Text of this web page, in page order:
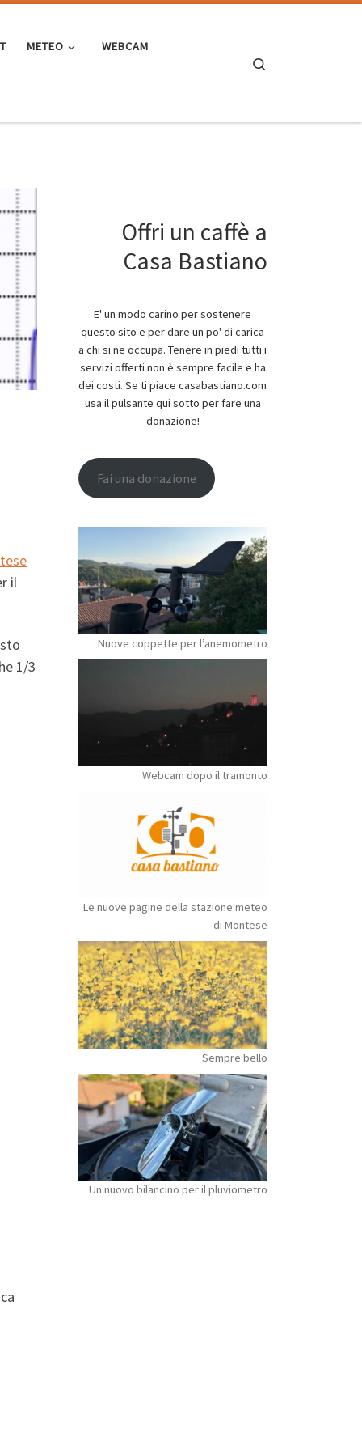
METEO WEBCAM
il
1/3
Offri un caffè a
Casa Bastiano
E' un modo carino per sostenere
questo sito e per dare un po' di carica
a chi si ne occupa. Tenere in piedi tutti i
servizi offerti non è sempre facile e ha
dei costi. Se ti piace casabastiano.com
usa il pulsante qui sotto per fare una
donazione!
Fai una donazione
Nuove coppette per l’anemometro
Webcam dopo il tramonto
Le nuove pagine della stazione meteo
di Montese
Sempre bello
Un nuovo bilancino per il pluviometro